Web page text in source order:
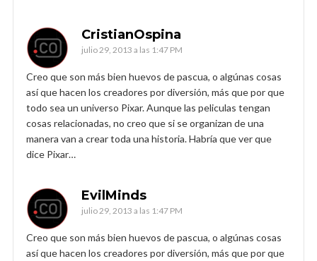
CristianOspina
julio 29, 2013 a las 1:47 PM
Creo que son más bien huevos de pascua, o algúnas cosas
así que hacen los creadores por diversión, más que por que
todo sea un universo Pixar. Aunque las peliculas tengan
cosas relacionadas, no creo que si se organizan de una
manera van a crear toda una historia. Habría que ver que
dice Pixar…
EvilMinds
julio 29, 2013 a las 1:47 PM
Creo que son más bien huevos de pascua, o algúnas cosas
así que hacen los creadores por diversión, más que por que